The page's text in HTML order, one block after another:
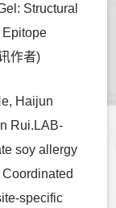
Structural
Epitope
作者)
Haijun
Rui.LAB-
soy allergy
specific